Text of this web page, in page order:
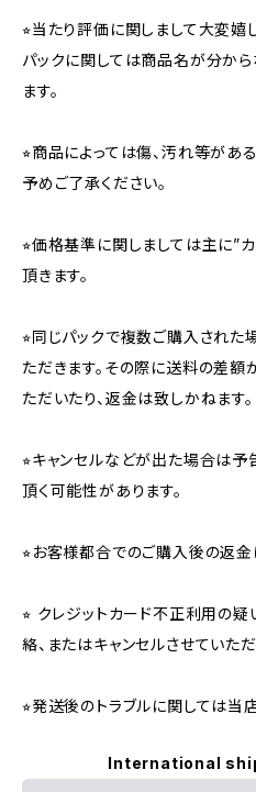
⭐︎当たり評価に関しまして大変嬉
パックに関しては商品名が分か
ます。
⭐︎商品によっては傷、汚れ等があ
予めご了承ください。
⭐︎価格基準に関しましては主に”
頂きます。
⭐︎同じパックで複数ご購入され
ただきます。その際に送料の差
ただいたり、返金は致しかねます。
⭐︎キャンセルなどが出た場合は予
頂く可能性があります。
⭐︎お客様都合でのご購入後の返金
⭐︎ クレジットカード不正利用の
絡、またはキャンセルさせていた
⭐︎発送後のトラブルに関しては当
International